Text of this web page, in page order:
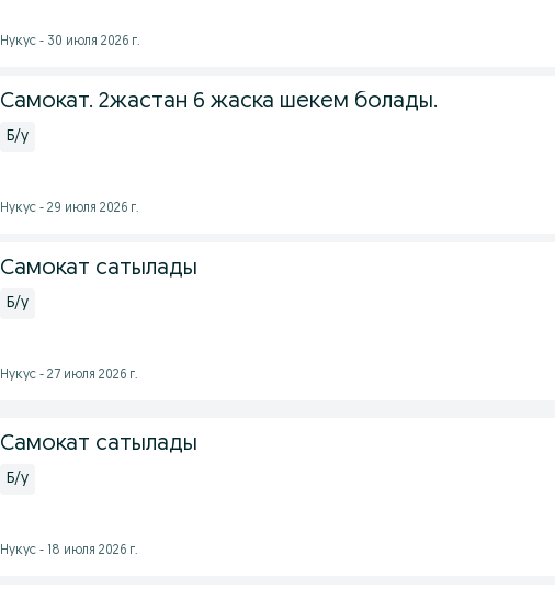
Нукус - 30 июля 2026 г.
Самокат. 2жастан 6 жаска шекем болады.
Б/у
Нукус - 29 июля 2026 г.
Самокат сатылады
Б/у
Нукус - 27 июля 2026 г.
Самокат сатылады
Б/у
Нукус - 18 июля 2026 г.